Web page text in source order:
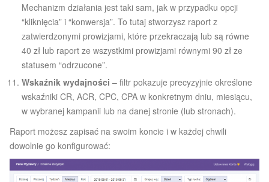
Mechanizm działania jest taki sam, jak w przypadku opcji
“kliknięcia” i “konwersja”. To tutaj stworzysz raport z
zatwierdzonymi prowizjami, które przekraczają lub są równe
40 zł lub raport ze wszystkimi prowizjami równymi 90 zł ze
statusem “odrzucone”.
Wskaźnik wydajności – filtr pokazuje precyzyjnie określone
wskaźniki CR, ACR, CPC, CPA w konkretnym dniu, miesiącu,
w wybranej kampanii lub na danej stronie (lub stronach).
Raport możesz zapisać na swoim koncie i w każdej chwili
dowolnie go konfigurować: